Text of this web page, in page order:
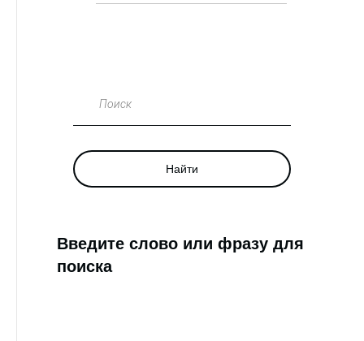
Поиск
Найти
Введите слово или фразу для
поиска